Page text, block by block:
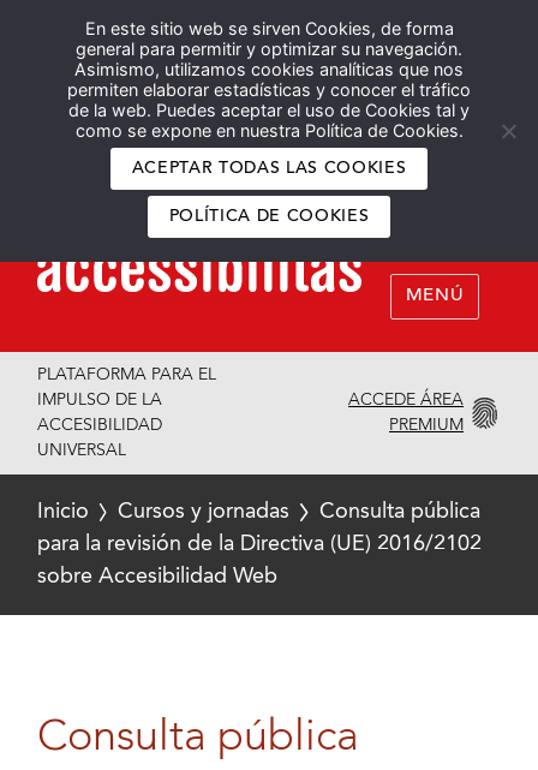
En este sitio web se sirven Cookies, de forma
general para permitir y optimizar su navegación.
Asimismo, utilizamos cookies analíticas que nos
permiten elaborar estadísticas y conocer el tráfico
de la web. Puedes aceptar el uso de Cookies tal y
como se expone en nuestra Política de Cookies.
ACEPTAR TODAS LAS COOKIES
POLÍTICA DE COOKIES
Español English
MENÚ
PLATAFORMA PARA EL
IMPULSO DE LA
ACCESIBILIDAD
UNIVERSAL
ACCEDE ÁREA
PREMIUM
Inicio Cursos y jornadas
Consulta pública
para la revisión de la Directiva (UE) 2016/2102
sobre Accesibilidad Web
Consulta pública